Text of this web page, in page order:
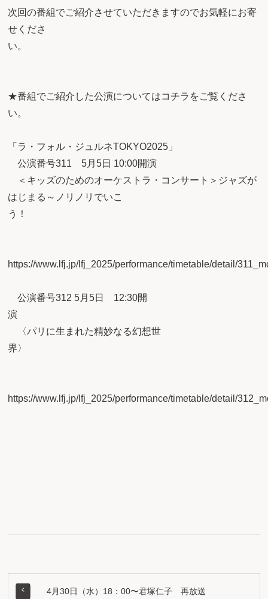
次回の番組でご紹介させていただきますのでお気軽にお寄
せくださ
い
★番組でご紹介した公演についてはコチラをご覧くださ
い
「ラ・フォル・ジュルネTOKYO2025」
公演番号311 5月5日 10:00開演
＜キッズのためのオーケストラ・コンサート＞ジャズが
はじまる～ノリノリでいこ
う！
https://www.lfj.jp/lfj_2025/performance/timetable/detail/
公演番号312 5月5日 12:30開
〈パリに生まれた精妙なる幻想世
界
https://www.lfj.jp/lfj_2025/performance/timetable/detail/
4月30日（水）18：00〜君塚仁子 再放送